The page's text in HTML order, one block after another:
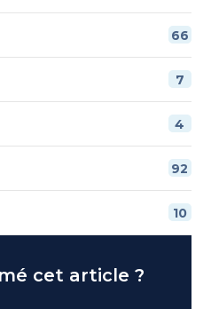
66
7
4
92
10
cet article ?